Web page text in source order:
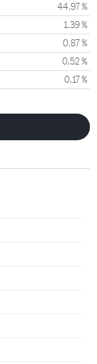
44,97 %
1,39 %
0,87 %
0,52 %
0,17 %